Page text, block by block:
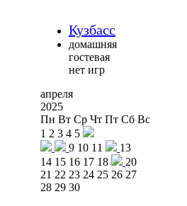
Кузбасс
домашняя
гостевая
нет игр
апреля
2025
Пн Вт Ср Чт Пт Сб Вс
1 2 3 4 5
9 10 11
13
14 15 16 17 18
20
21 22 23 24 25 26 27
28 29 30